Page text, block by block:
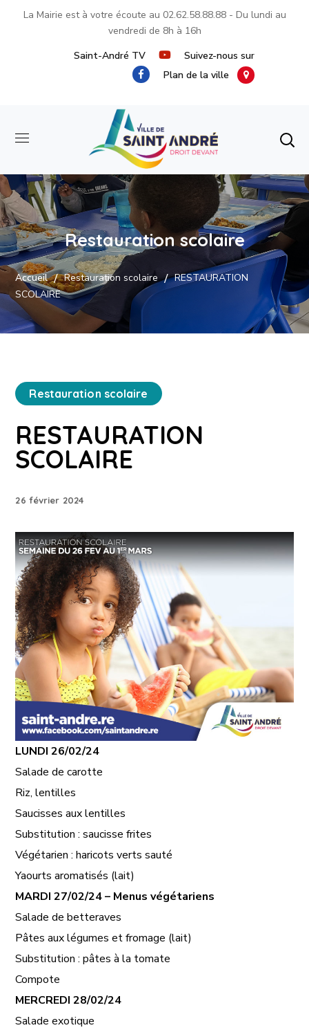
La Mairie est à votre écoute au 02.62.58.88.88- Du lundi au
vendredi de 8h à 16h
Saint-André TV
Suivez-nous sur
Plan de la ville
Restauration scolaire
Accueil Restauration scolaire
RESTAURATION
SCOLAIRE
Restauration scolaire
RESTAURATION
SCOLAIRE
26 février 2024
LUNDI 26/02/24
Salade de carotte
Riz, lentilles
Saucisses aux lentilles
Substitution : saucisse frites
Végétarien : haricots verts sauté
Yaourts aromatisés (lait)
MARDI 27/02/24– Menus végétariens
Salade de betteraves
Pâtes aux légumes et fromage (lait)
Substitution : pâtes à la tomate
Compote
MERCREDI 28/02/24
Salade exotique